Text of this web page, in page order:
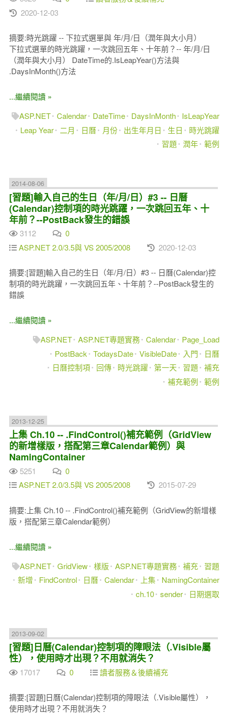
2020-12-03
摘要:時光跳躍 -- 下拉式選單與 年/月/日（潤年與大小月）
下拉式選單的時光跳躍，一次跳回五年、十年前？-- 年/月/日
（潤年與大小月） DateTime的.IsLeapYear()方法與
.DaysInMonth()方法
...繼續閱讀 »
ASP.NET Calendar DateTime DaysInMonth
IsLeapYear
Leap Year
二月 日曆 月份 出生年月日 生日
時光跳躍
習題 潤年 範例
2014-08-06
[習題]輸入自己的生日（年/月/日）#3 -- 日曆
(Calendar)控制項的時光跳躍，一次跳回五年、十
年前？--PostBack發生的錯誤
3112
0
ASP.NET 2.0/3.5與 VS 2005/2008
2020-12-03
摘要:[習題]輸入自己的生日（年/月/日）#3 -- 日曆(Calendar)控
制項的時光跳躍，一次跳回五年、十年前？--PostBack發生的
錯誤
...繼續閱讀 »
ASP.NET ASP.NET專題實務 Calendar
Page_Load
PostBack
TodaysDate VisibleDate 入門
日曆
日曆控制項
回傳 時光跳躍 第一天 習題 補充
補充範例
範例
2013-12-25
上集 Ch.10 -- .FindControl()補充範例（GridView
的新增樣版，搭配第三章Calendar範例）與
NamingContainer
5251
0
ASP.NET 2.0/3.5與 VS 2005/2008
2015-07-29
摘要:上集 Ch.10 -- .FindControl()補充範例（GridView的新增樣
版，搭配第三章Calendar範例）
...繼續閱讀 »
ASP.NET GridView 樣版 ASP.NET專題實務 補充
習題
新增
FindControl 日曆 Calendar 上集
NamingContainer
ch.10 sender 日期選取
2013-09-02
[習題]日曆(Calendar)控制項的障眼法（.Visible屬
性），使用時才出現？不用就消失？
17017 0 讀者服務＆後續補充
摘要:[習題]日曆(Calendar)控制項的障眼法（.Visible屬性），
使用時才出現？不用就消失？